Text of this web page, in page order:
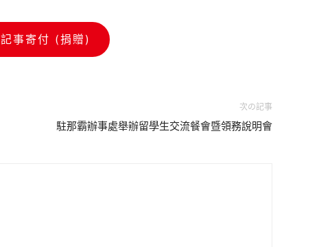
記事寄付 (捐贈)
次の記事
駐那霸辦事處舉辦留學生交流餐會暨領務說明會